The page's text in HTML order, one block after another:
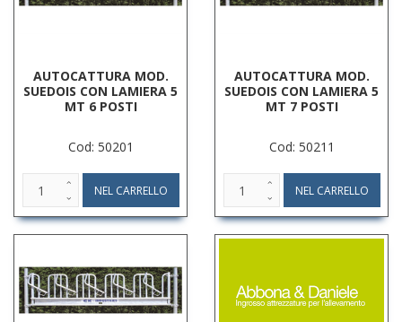
AUTOCATTURA MOD.
SUEDOIS CON LAMIERA 5
MT 6 POSTI
Cod: 50201
AUTOCATTURA MOD.
SUEDOIS CON LAMIERA 5
MT 7 POSTI
Cod: 50211